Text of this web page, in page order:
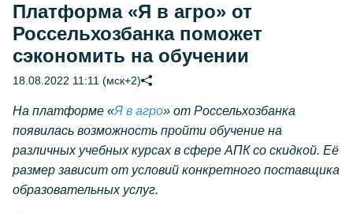
Платформа «Я в агро» от
Россельхозбанка поможет
сэкономить на обучении
18.08.2022 11:11 (мск+2)
На платформе «Я в агро» от Россельхозбанка
появилась возможность пройти обучение на
различных учебных курсах в сфере АПК со скидкой. Её
размер зависит от условий конкретного поставщика
образовательных услуг.